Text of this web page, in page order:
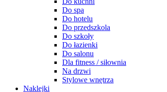
Do spa
Do hotelu
Do przedszkola
Do szkoły
Do łazienki
Do salonu
Dla fitness / siłownia
Na drzwi
Stylowe wnętrza
Naklejki